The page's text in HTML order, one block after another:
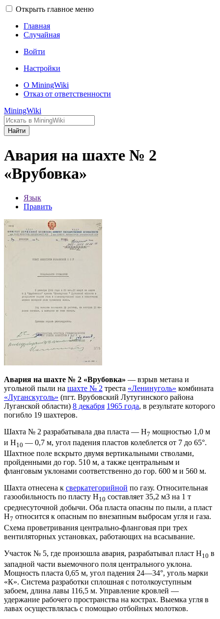
Открыть главное меню
Главная
Случайная
Войти
Настройки
О MiningWiki
Отказ от ответственности
MiningWiki
Найти
Авария на шахте № 2
«Врубовка»
Язык
Править
Авария на шахте № 2 «Врубовка» — взрыв метана и
угольной пыли на шахте № 2 треста «Ленинуголь» комбината
«Луганскуголь» (пгт. Врубовский Лутугинского района
Луганской области) 8 декабря 1965 года, в результате которого
погибло 19 шахтеров.
Шахта № 2 разрабатывала два пласта — Н7 мощностью 1,0 м
и Н10 — 0,7 м, угол падения пластов колеблется от 7 до 65°.
Шахтное поле вскрыто двумя вертикальными стволами,
пройденными до гор. 510 м, а также центральным и
фланговым уклонами соответственно до гор. 600 м и 560 м.
Шахта отнесена к сверкатегорийной по газу. Относительная
газообильность по пласту Н10 составляет 35,2 м3 на 1 т
среднесуточной добычи. Оба пласта опасны по пыли, а пласт
Н7 относится к опасным по внезапным выбросам угля и газа.
Схема проветривания центрально-фланговая при трех
вентиляторных установках, работающих на всасывание.
Участок № 5, где произошла авария, разрабатывал пласт Н10 в
западной части выемочного поля центрального уклона.
Мощность пласта 0,65 м, угол падения 24—34°, уголь марки
«К». Система разработки сплошная с потолкоуступным
забоем, длина лавы 116,5 м. Управление кровлей —
удержание рабочего пространства на кострах. Выемка угля в
лавах осуществлялась с помощью отбойных молотков.